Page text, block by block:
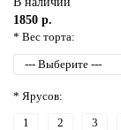
1850 р.
* Вес торта:
* Ярусов:
1 2 3